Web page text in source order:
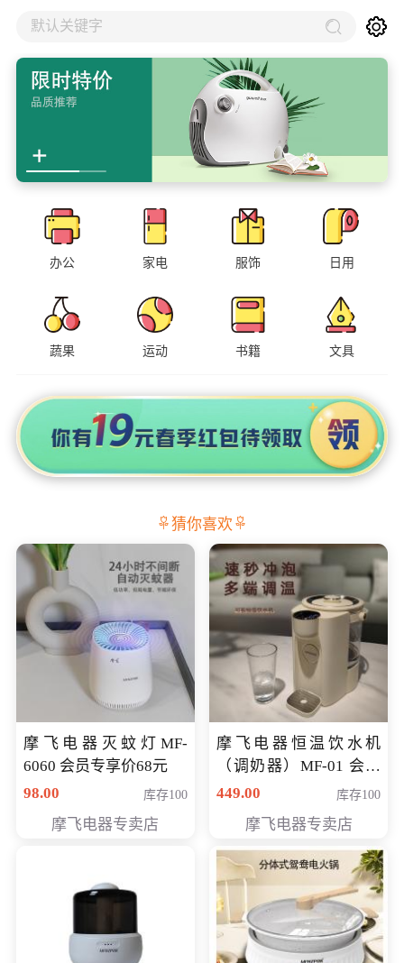
默认关键字
办公 家电 服饰 日用
蔬果 运动 书籍 文具
猜你喜欢
摩飞电器灭蚊灯MF-
6060 会员专享价68元
98.00
库存100
摩飞电器专卖店
摩飞电器恒温饮水机
（调奶器）MF-01 会员
专享价366元
449.00 库存100
摩飞电器专卖店